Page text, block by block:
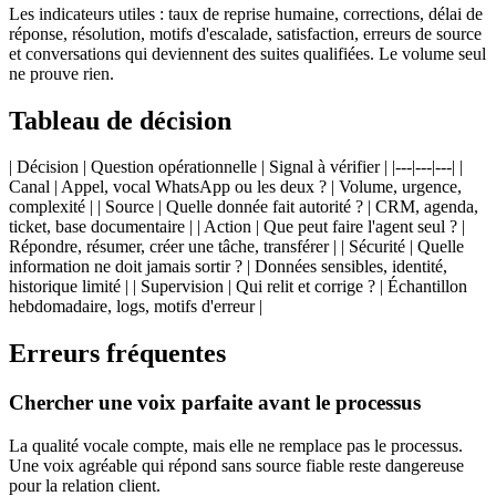
Les indicateurs utiles : taux de reprise humaine, corrections, délai de
réponse, résolution, motifs d'escalade, satisfaction, erreurs de source
et conversations qui deviennent des suites qualifiées. Le volume seul
ne prouve rien.
Tableau de décision
| Décision | Question opérationnelle | Signal à vérifier | |---|---|---| |
Canal | Appel, vocal WhatsApp ou les deux ? | Volume, urgence,
complexité | | Source | Quelle donnée fait autorité ? | CRM, agenda,
ticket, base documentaire | | Action | Que peut faire l'agent seul ? |
Répondre, résumer, créer une tâche, transférer | | Sécurité | Quelle
information ne doit jamais sortir ? | Données sensibles, identité,
historique limité | | Supervision | Qui relit et corrige ? | Échantillon
hebdomadaire, logs, motifs d'erreur |
Erreurs fréquentes
Chercher une voix parfaite avant le processus
La qualité vocale compte, mais elle ne remplace pas le processus.
Une voix agréable qui répond sans source fiable reste dangereuse
pour la relation client.